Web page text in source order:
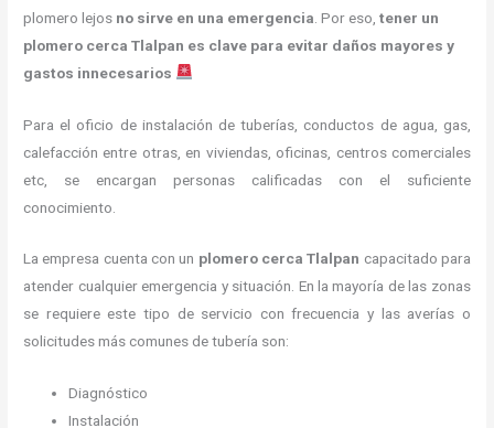
plomero lejos no sirve en una emergencia . Por eso,tener un
plomero cerca Tlalpan es clave para evitar daños mayores y
gastos innecesarios
Para el oficio de instalación de tuberías, conductos de agua, gas,
calefacción entre otras, en viviendas, oficinas, centros comerciales
etc, se encargan personas calificadas con el suficiente
conocimiento.
La empresa cuenta con un plomero cercaTlalpan capacitado para
atender cualquier emergencia y situación. En la mayoría de las zonas
se requiere este tipo de servicio con frecuencia y las averías o
solicitudes más comunes de tubería son:
Diagnóstico
Instalación